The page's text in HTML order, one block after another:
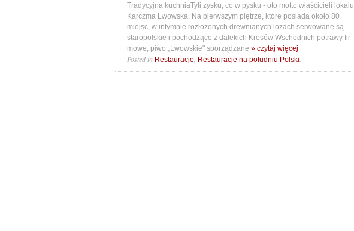
Tradycyjna kuchniaTyli zysku, co w pysku - oto motto właścicieli lokalu
Karczma Lwowska. Na pierwszym piętrze, które posiada około 80
miejsc, w intymnie rozłożo­nych drewnianych lożach serwowane są
staropolskie i pocho­dzące z dalekich Kresów Wschodnich potrawy fir­
mowe, piwo „Lwowskie" sporządzane » czytaj więcej
Posted in Restauracje Restauracje na południu Polski